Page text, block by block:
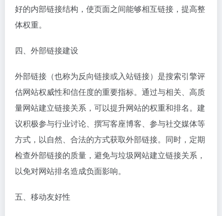
好的内部链接结构，使页面之间能够相互链接，提高整
体权重。
四、外部链接建设
外部链接（也称为反向链接或入站链接）是搜索引擎评
估网站权威性和信任度的重要指标。通过与相关、高质
量网站建立链接关系，可以提升网站的权重和排名。建
议积极参与行业讨论、撰写客座博客、参与社交媒体等
方式，以自然、合法的方式获取外部链接。同时，定期
检查外部链接的质量，避免与垃圾网站建立链接关系，
以免对网站排名造成负面影响。
五、移动友好性